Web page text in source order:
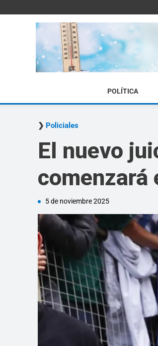
POLÍTICA
Policiales
El nuevo
comenzará
5 de noviembre 2025